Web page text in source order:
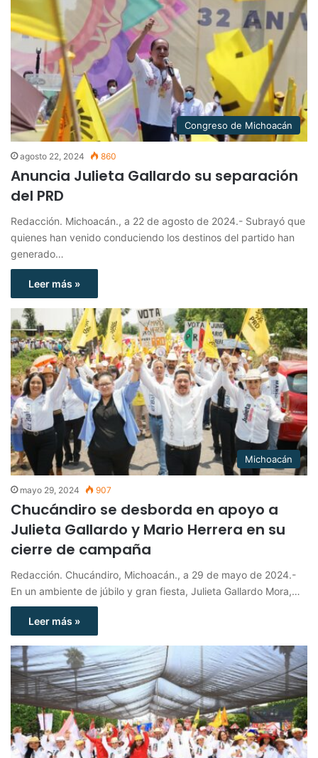
Congreso de Michoacán
agosto 22, 2024 860
Anuncia Julieta Gallardo su separación
del PRD
Redacción. Michoacán., a 22 de agosto de 2024.- Subrayó que
quienes han venido conduciendo los destinos del partido han
generado…
Leer más »
Michoacán
mayo 29, 2024 907
Chucándiro se desborda en apoyo a
Julieta Gallardo y Mario Herrera en su
cierre de campaña
Redacción. Chucándiro, Michoacán., a 29 de mayo de 2024.-
En un ambiente de júbilo y gran fiesta, Julieta Gallardo Mora,…
Leer más »